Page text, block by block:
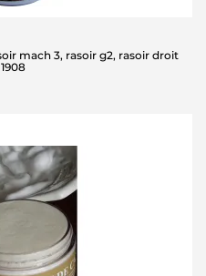
mach 3, rasoir g2, rasoir droit